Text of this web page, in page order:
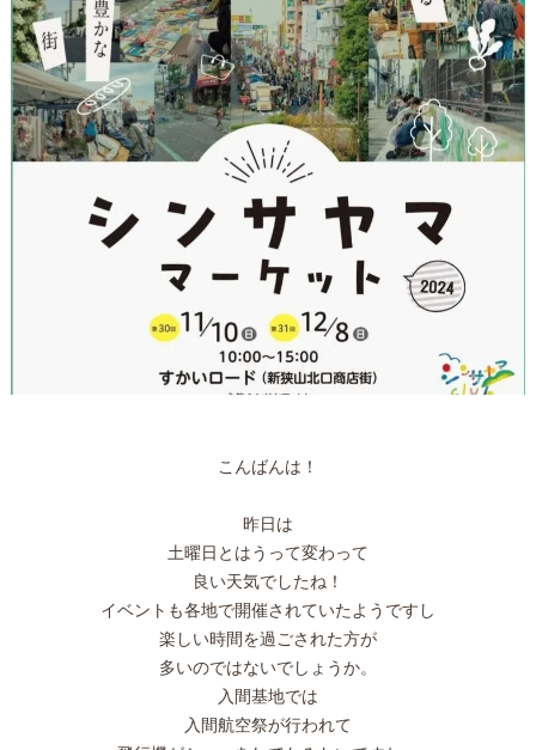
こんばんは！
昨日は
土曜日とはうって変わって
良い天気でしたね！
イベントも各地で開催されていたようですし
楽しい時間を過ごされた方が
多いのではないでしょうか。
入間基地では
入間航空祭が行われて